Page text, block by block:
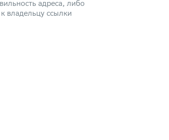
адреса, либо
владельцу ссылки